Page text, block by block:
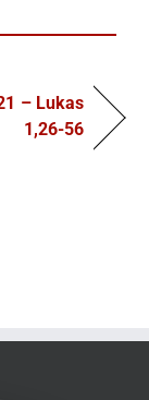
– Lukas
1,26-56